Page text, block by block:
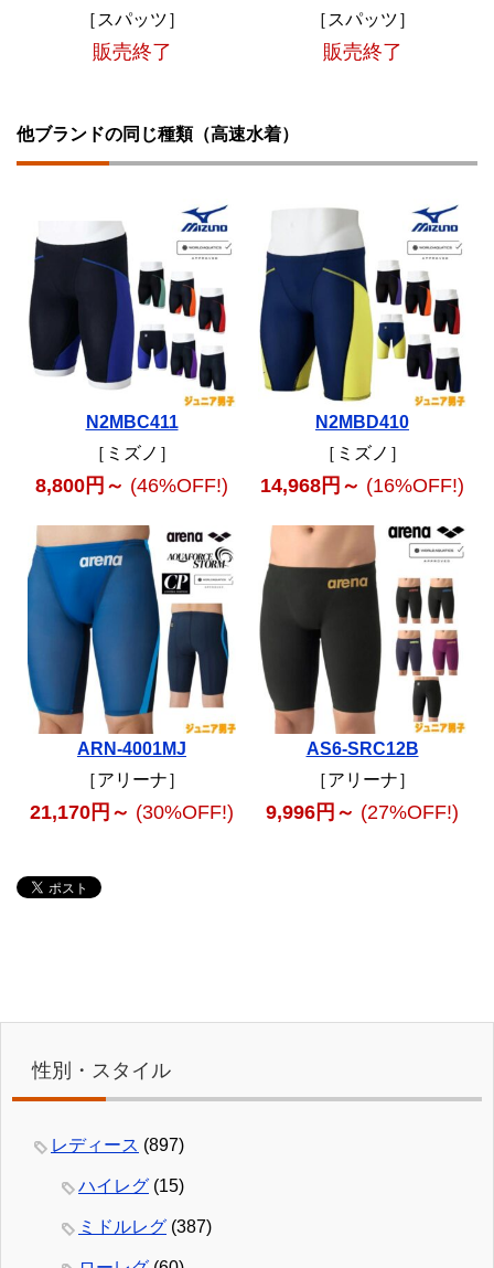
［スパッツ］
販売終了
［スパッツ］
販売終了
他ブランドの同じ種類（高速水着）
N2MBC411
［ミズノ］
8,800円～ (46%OFF!)
N2MBD410
［ミズノ］
14,968円～ (16%OFF!)
ARN-4001MJ
［アリーナ］
21,170円～ (30%OFF!)
AS6-SRC12B
［アリーナ］
9,996円～ (27%OFF!)
性別・スタイル
レディース (897)
ハイレグ (15)
ミドルレグ (387)